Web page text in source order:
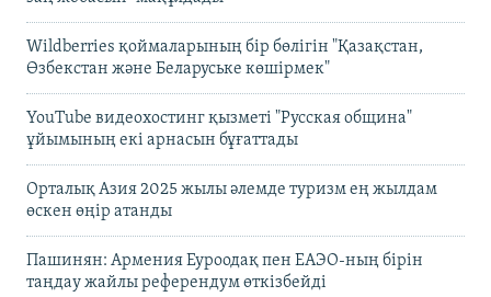
Wildberries қоймаларының бір бөлігін "Қазақстан,
Өзбекстан және Беларуське көшірмек"
YouTube видеохостинг қызметі "Русская община"
ұйымының екі арнасын бұғаттады
Орталық Азия 2025 жылы әлемде туризм ең жылдам
өскен өңір атанды
Пашинян: Армения Еуроодақ пен ЕАЭО-ның бірін
таңдау жайлы референдум өткізбейді